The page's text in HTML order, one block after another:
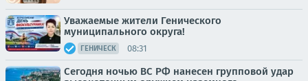
Уважаемые жители Генического
муниципального округа!
ГЕНИЧЕСК 08:31
Сегодня ночью ВС РФ нанесен групповой удар